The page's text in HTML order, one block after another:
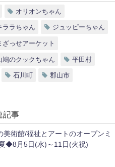
オリオンちゃん
ララちゃん ジュッピーちゃん
ざっせアーケット
鳩のクックちゃん 平田村
石川町 郡山市
記事
美術館/福祉とアートのオープンミ
◆8月5日(水)～11日(火祝)